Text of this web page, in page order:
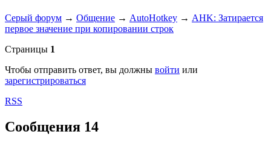
Серый форум → Общение → AutoHotkey → AHK: Затирается
первое значение при копировании строк
Страницы 1
Чтобы отправить ответ, вы должны войти или
зарегистрироваться
RSS
Сообщения 14